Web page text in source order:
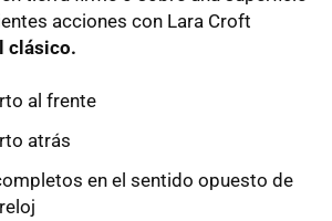
acciones con Lara Croft
clásico.
al frente
atrás
en el sentido opuesto de